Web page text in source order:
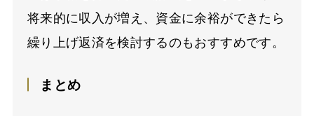
将来的に収入が増え、資金に余裕ができたら
繰り上げ返済を検討するのもおすすめです。
まとめ